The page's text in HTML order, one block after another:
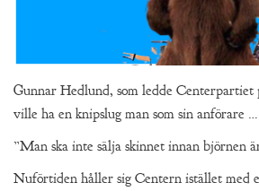
Gunnar Hedlund, som ledde Centerpartiet
ville ha en knipslug man som sin anförare
”Man ska inte sälja skinnet innan björnen
Nuförtiden håller sig Centern istället med